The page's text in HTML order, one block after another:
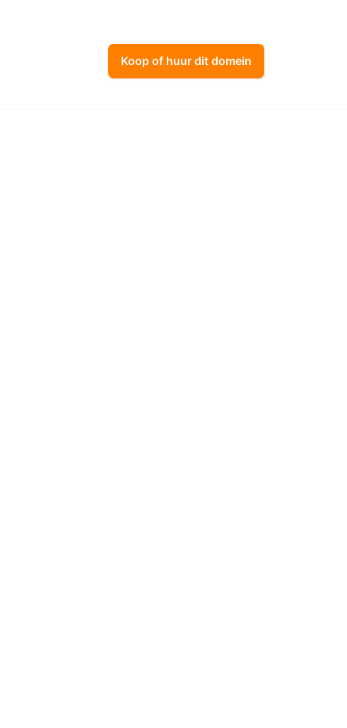
Koop of huur dit domein